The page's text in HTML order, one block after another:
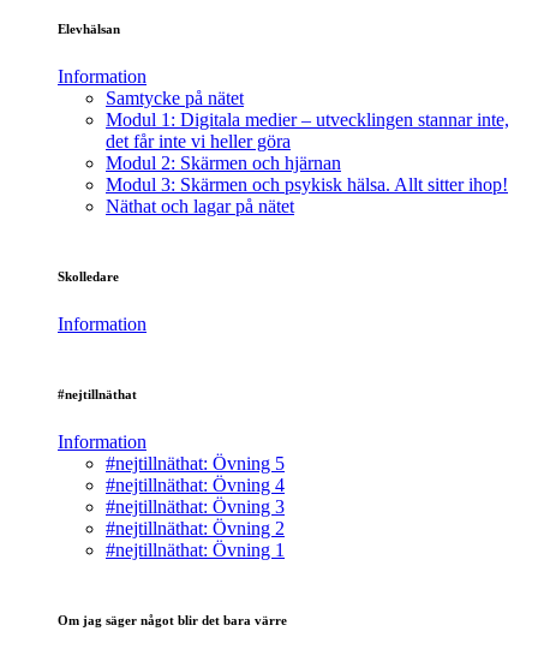
Elevhälsan
Information
Samtycke på nätet
Modul 1: Digitala medier – utvecklingen stannar inte,
det får inte vi heller göra
Modul 2: Skärmen och hjärnan
Modul 3: Skärmen och psykisk hälsa. Allt sitter ihop!
Näthat och lagar på nätet
Skolledare
Information
#nejtillnäthat
Information
#nejtillnäthat: Övning 5
#nejtillnäthat: Övning 4
#nejtillnäthat: Övning 3
#nejtillnäthat: Övning 2
#nejtillnäthat: Övning 1
Om jag säger något blir det bara värre